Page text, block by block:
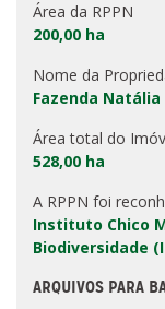
Área da RPPN
200,00 ha
Nome da
Fazenda Natália
Área total do
528,00 ha
A RPPN foi
Instituto Chico
Biodiversidade
ARQUIVOS PARA